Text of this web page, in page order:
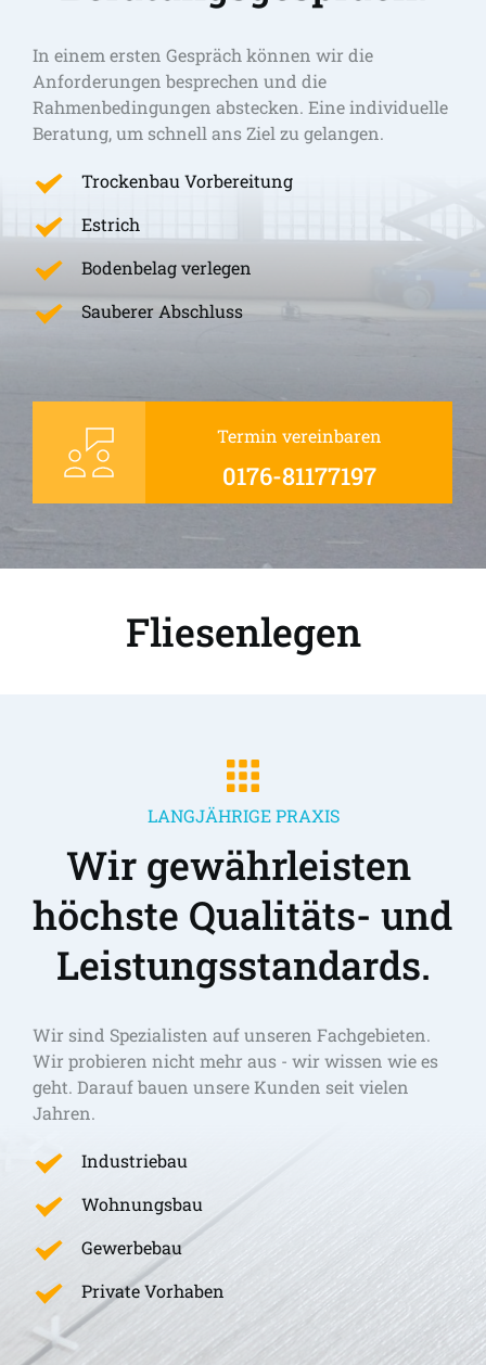
In einem ersten Gespräch können wir die
Anforderungen besprechen und die
Rahmenbedingungen abstecken. Eine individuelle
Beratung, um schnell ans Ziel zu gelangen.
Trockenbau Vorbereitung
Estrich
Bodenbelag verlegen
Sauberer Abschluss
Termin vereinbaren
0176-81177197
Fliesenlegen
LANGJÄHRIGE PRAXIS
Wir gewährleisten
höchste Qualitäts- und
Leistungsstandards.
Wir sind Spezialisten auf unseren Fachgebieten.
Wir probieren nicht mehr aus - wir wissen wie es
geht. Darauf bauen unsere Kunden seit vielen
Jahren.
Industriebau
Wohnungsbau
Gewerbebau
Private Vorhaben